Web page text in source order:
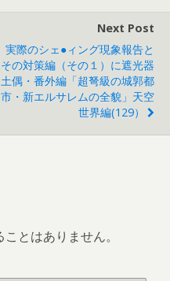
Next Post
実際のシェ●ィング現象報告と
その対策編（その１）に遮光器
土偶・番外編「超弩級の城郭都
市・新エルサレムの全貌」天空
世界編(129）
とはありません。